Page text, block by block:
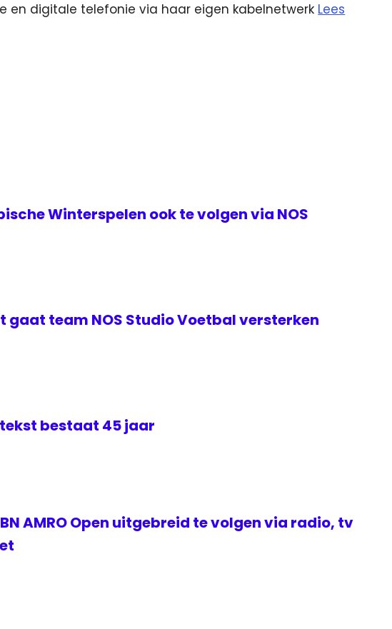
en digitale telefonie via haar eigen kabelnetwerk Lees
Winterspelen ook te volgen via NOS
gaat team NOS Studio Voetbal versterken
bestaat 45 jaar
AMRO Open uitgebreid te volgen via radio, tv